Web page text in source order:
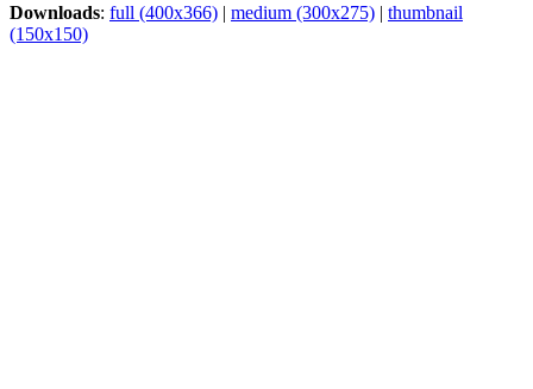
Downloads: full (400x366) | medium (300x275) | thumbnail
(150x150)